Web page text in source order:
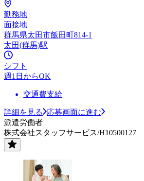
勤務地
面接地
群馬県太田市飯田町814-1
太田(群馬)駅
シフト
週1日からOK
交通費支給
詳細を見る
応募画面に進む
派遣労働者
株式会社スタッフサービス/H10500127